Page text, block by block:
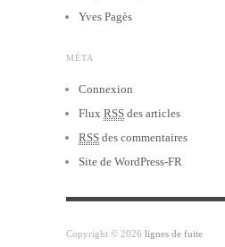
Yves Pagès
MÉTA
Connexion
Flux RSS des articles
RSS des commentaires
Site de WordPress-FR
Copyright © 2026 lignes de fuite